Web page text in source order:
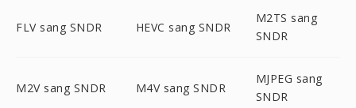
FLV sang SNDR HEVC sang SNDR
M2TS sang
SNDR
M2V sang SNDR M4V sang SNDR
MJPEG sang
SNDR